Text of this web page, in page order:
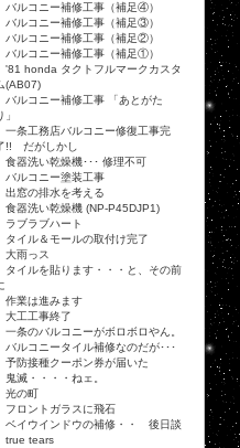
バルコニー補修工事（補足④）
バルコニー補修工事（補足③）
バルコニー補修工事（補足②）
バルコニー補修工事（補足①）
'81 honda タクトフルマークカスタ
(AB07)
バルコニー補修工事 「あとがた
」
一条工務店バルコニー修復工事完
!! だがしかし
食器洗い乾燥機･･･ 修理不可
バルコニー塗装工事
出窓の排水を考える
食器洗い乾燥機 (NP-P45DJP1)
ラブラブハート
タイル＆モールの取付け完了
大雨っス
タイルを貼ります・・・と、その前
作業は進みます
大工工事終了
一条のバルコニーがボロボロやん。
バルコニータイル補修なのだが･･･
予防接種クーポン券が届いた
鬼滅・・・・ねェ。
光の町
フロントガラスに飛石
ベイウインドウの補修・・ 後日談
true tears